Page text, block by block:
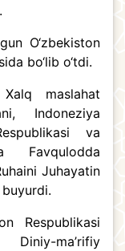
O‘zbekiston
bo‘lib o‘tdi.
maslahat
Indoneziya
va
Favqulodda
Juhayatin
Respublikasi
ma’rifiy